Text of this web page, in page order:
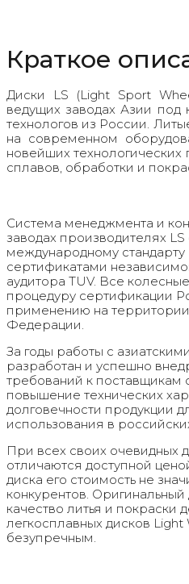
Краткое
Диски LS (Light Sport
ведущих заводах Азии
технологов из России.
на современном
новейших технологических
сплавов, обработки и
Система менеджмента и
заводах производителях LS
международному
сертификатами
аудитора TUV. Все
процедуру сертификации
применению на
Федерации.
За годы работы с
разработан и успешно
требований к поставщикам
повышение технических
долговечности продукции
использования в
При всех своих очевидных
отличаются доступной
диска его стоимость не
конкурентов.
качество литья и покраски
легкосплавных дисков
безупречным.